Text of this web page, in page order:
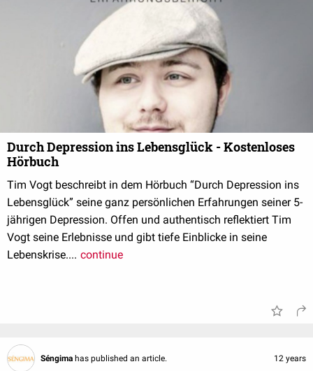
Durch Depression ins Lebensglück - Kostenloses
Hörbuch
Tim Vogt beschreibt in dem Hörbuch “Durch Depression ins
Lebensglück” seine ganz persönlichen Erfahrungen seiner 5-
jährigen Depression. Offen und authentisch reflektiert Tim
Vogt seine Erlebnisse und gibt tiefe Einblicke in seine
Lebenskrise.... continue
Séngima has published an article. 12 years